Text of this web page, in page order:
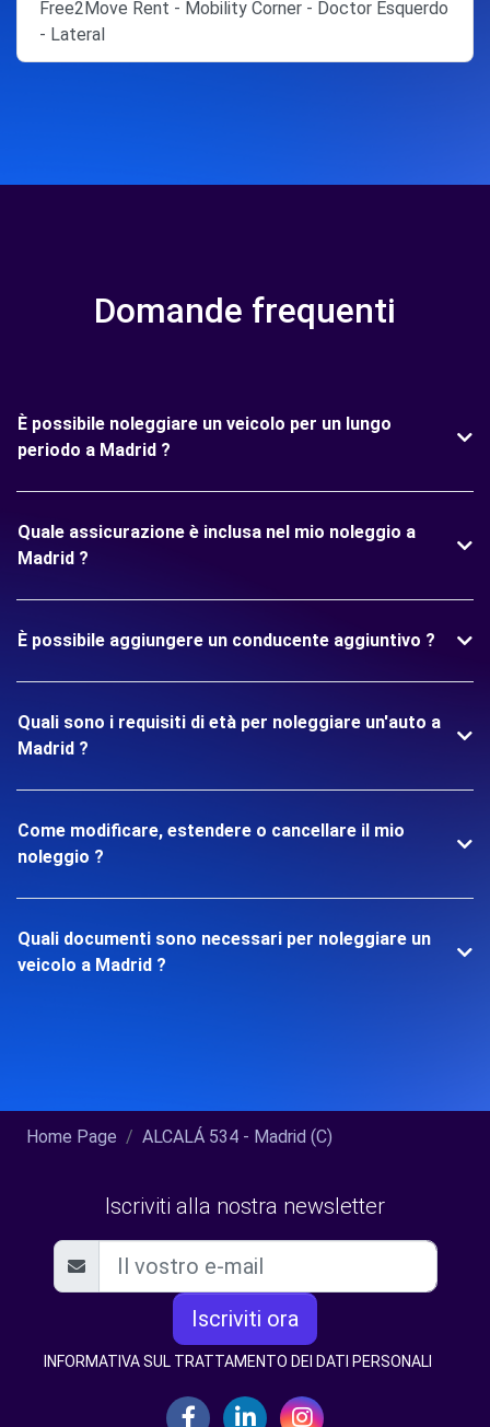
Free2Move Rent - Mobility Corner - Doctor Esquerdo
- Lateral
Domande frequenti
È possibile noleggiare un veicolo per un lungo
periodo a Madrid ?
Quale assicurazione è inclusa nel mio noleggio a
Madrid ?
È possibile aggiungere un conducente aggiuntivo ?
Quali sono i requisiti di età per noleggiare un'auto a
Madrid ?
Come modificare, estendere o cancellare il mio
noleggio ?
Quali documenti sono necessari per noleggiare un
veicolo a Madrid ?
Home Page ALCALÁ 534 - Madrid (C)
Iscriviti alla nostra newsletter
Iscriviti ora
INFORMATIVA SUL TRATTAMENTO DEI DATI PERSONALI